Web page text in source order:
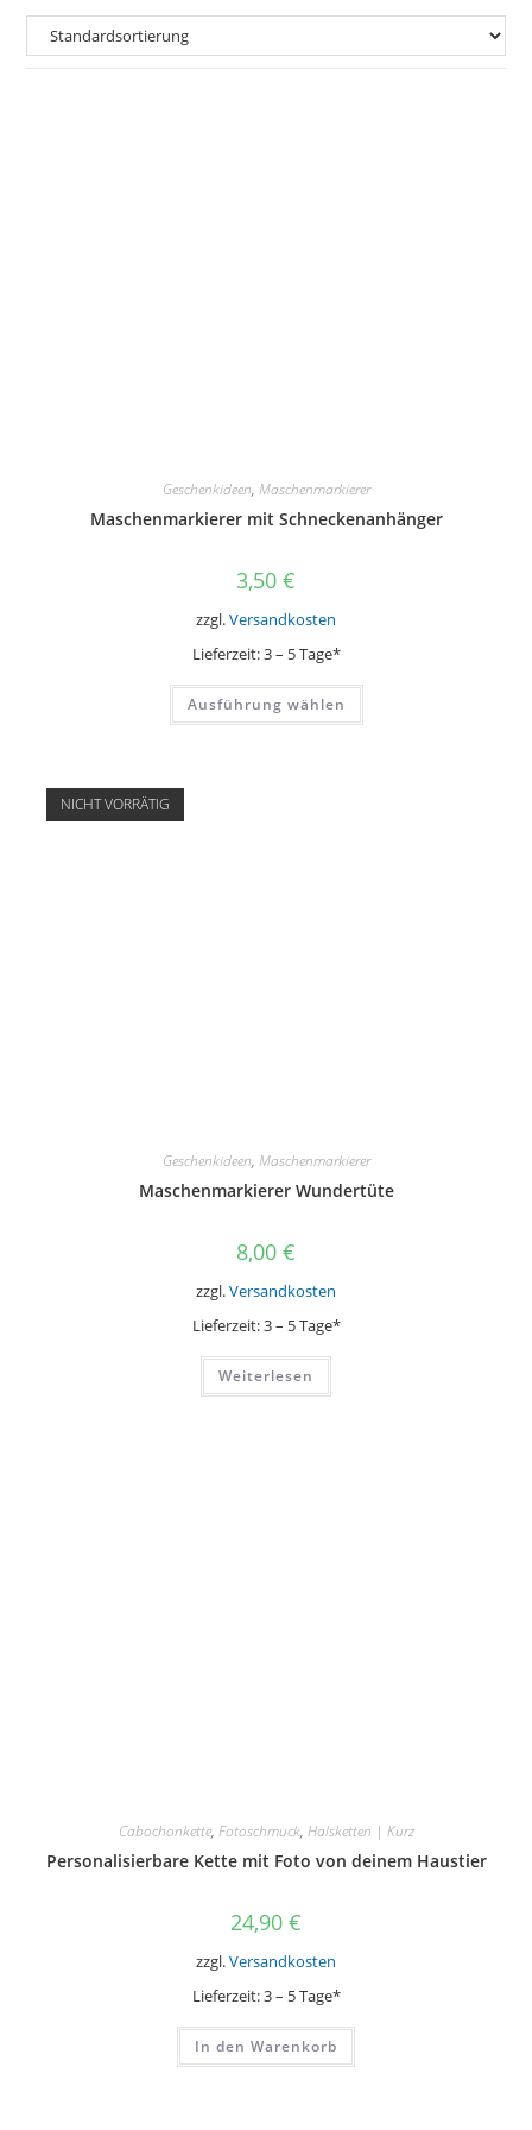
Geschenkideen, Maschenmarkierer
Maschenmarkierer mit Schneckenanhänger
3,50 €
zzgl.Versandkosten
Lieferzeit:3 – 5 Tage*
Ausführung wählen
Dieses
weist
NICHT VORRÄTIG
Geschenkideen, Maschenmarkierer
Maschenmarkierer Wundertüte
8,00 €
zzgl.Versandkosten
Lieferzeit:3 – 5 Tage*
Weiterlesen
Cabochonkette, Fotoschmuck, Halsketten | Kurz
Personalisierbare Kette mit Foto von deinem Haustier
24,90 €
zzgl.Versandkosten
Lieferzeit:3 – 5 Tage*
In den Warenkorb